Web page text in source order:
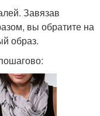
Завязав
вы обратите на
образ.